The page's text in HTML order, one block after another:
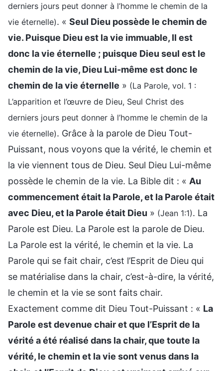
derniers jours peut donner à l’homme le chemin de la
vie éternelle). « Seul Dieu possède le chemin de
vie. Puisque Dieu est la vie immuable, Il est
donc la vie éternelle ; puisque Dieu seul est le
chemin de la vie, Dieu Lui-même est donc le
chemin de la vie éternelle » (La Parole, vol. 1 :
L’apparition et l’œuvre de Dieu, Seul Christ des
derniers jours peut donner à l’homme le chemin de la
vie éternelle). Grâce à la parole de Dieu Tout-
Puissant, nous voyons que la vérité, le chemin et
la vie viennent tous de Dieu. Seul Dieu Lui-même
possède le chemin de la vie. La Bible dit : « Au
commencement était la Parole, et la Parole était
avec Dieu, et la Parole était Dieu » (Jean 1:1). La
Parole est Dieu. La Parole est la parole de Dieu.
La Parole est la vérité, le chemin et la vie. La
Parole qui se fait chair, c’est l’Esprit de Dieu qui
se matérialise dans la chair, c’est-à-dire, la vérité,
le chemin et la vie se sont faits chair.
Exactement comme dit Dieu Tout-Puissant : « La
Parole est devenue chair et que l’Esprit de la
vérité a été réalisé dans la chair, que toute la
vérité, le chemin et la vie sont venus dans la